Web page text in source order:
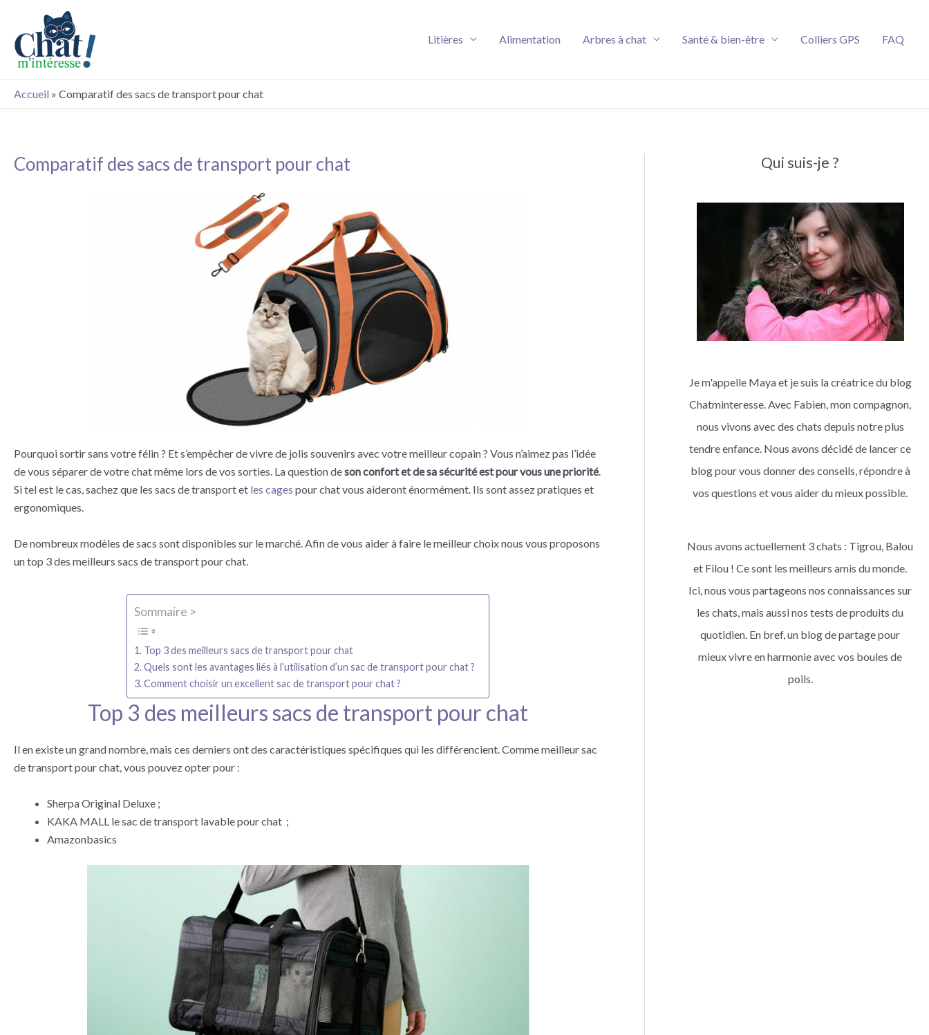
contenu
Litières Alimentation Arbres à chat Santé & bien-être Colliers GPS FAQ
Accueil » Comparatif des sacs de transport pour chat
Comparatif des sacs de transport pour chat
Pourquoi sortir sans votre félin ? Et s’empêcher de vivre de jolis souvenirs avec votre meilleur copain ? Vous n’aimez pas l’idée
de vous séparer de votre chat même lors de vos sorties. La question deson confort et de sa sécurité est pour vous une priorité.
Si tel est le cas, sachez que les sacs de transport et les cages pour chat vous aideront énormément. Ils sont assez pratiques et
ergonomiques.
De nombreux modèles de sacs sont disponibles sur le marché. Afin de vous aider à faire le meilleur choix nous vous proposons
un top 3 des meilleurs sacs de transport pour chat.
Sommaire >
Top 3 des meilleurs sacs de transport pour chat
Quels sont les avantages liés à l’utilisation d’un sac de transport pour chat ?
Comment choisir un excellent sac de transport pour chat ?
Top 3 des meilleurs sacs de transport pour chat
Il en existe un grand nombre, mais ces derniers ont des caractéristiques spécifiques qui les différencient. Comme meilleur sac
de transport pour chat, vous pouvez opter pour :
Sherpa Original Deluxe ;
KAKA MALL le sac de transport lavable pour chat ;
Amazonbasics
Qui suis-je ?
Je m'appelle Maya et je suis la créatrice du blog
Chatminteresse. Avec Fabien, mon compagnon,
nous vivons avec des chats depuis notre plus
tendre enfance. Nous avons décidé de lancer ce
blog pour vous donner des conseils, répondre à
vos questions et vous aider du mieux possible.
Nous avons actuellement 3 chats : Tigrou, Balou
et Filou ! Ce sont les meilleurs amis du monde.
Ici, nous vous partageons nos connaissances sur
les chats, mais aussi nos tests de produits du
quotidien. En bref, un blog de partage pour
mieux vivre en harmonie avec vos boules de
poils.